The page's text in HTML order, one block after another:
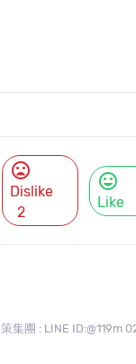
mood_bad
Dislike
2
mood
Like
集團 : LINE ID:@119m